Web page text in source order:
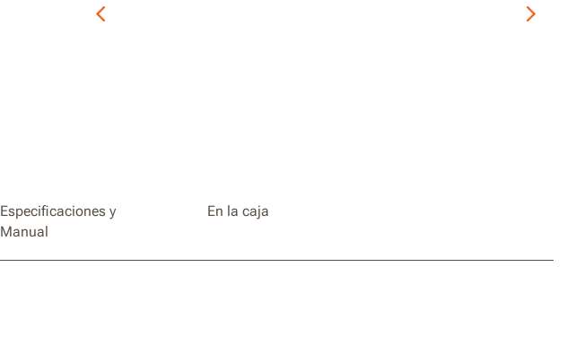
Especificaciones y
Manual
En la caja